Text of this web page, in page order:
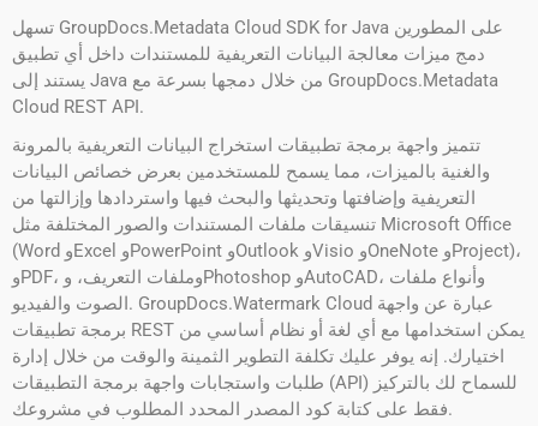
تسهل GroupDocs.Metadata Cloud SDK for Java على المطورين
دمج ميزات معالجة البيانات التعريفية للمستندات داخل أي تطبيق
يستند إلى Java من خلال دمجها بسرعة مع GroupDocs.Metadata
Cloud REST API.
تتميز واجهة برمجة تطبيقات استخراج البيانات التعريفية بالمرونة
والغنية بالميزات، مما يسمح للمستخدمين بعرض خصائص البيانات
التعريفية وإضافتها وتحديثها والبحث فيها واستردادها وإزالتها من
تنسيقات ملفات المستندات والصور المختلفة مثل Microsoft Office
(Word وExcel وPowerPoint وOutlook وVisio وOneNote وProject)،
وPDF، وملفات التعريف، وPhotoshop وAutoCAD، وأنواع ملفات
الصوت والفيديو. GroupDocs.Watermark Cloud عبارة عن واجهة
برمجة تطبيقات REST يمكن استخدامها مع أي لغة أو نظام أساسي من
اختيارك. إنه يوفر عليك تكلفة التطوير الثمينة والوقت من خلال إدارة
طلبات واستجابات واجهة برمجة التطبيقات (API) للسماح لك بالتركيز
فقط على كتابة كود المصدر المحدد المطلوب في مشروعك.